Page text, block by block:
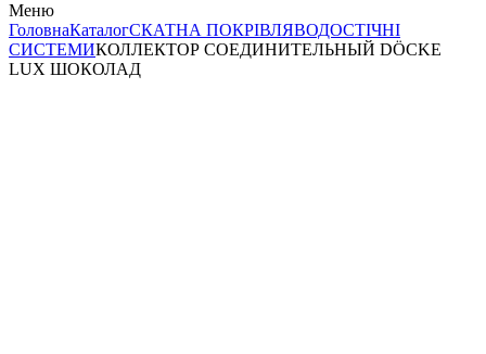
Меню
ГоловнаКаталогСКАТНА ПОКРІВЛЯВОДОСТІЧНІ
СИСТЕМИКОЛЛЕКТОР СОЕДИНИТЕЛЬНЫЙ DÖCKE
LUX ШОКОЛАД